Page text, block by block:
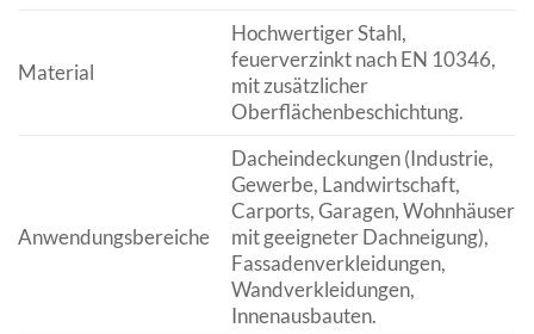
Material
Hochwertiger Stahl,
feuerverzinkt nach EN 10346,
mit zusätzlicher
Oberflächenbeschichtung.
Anwendungsbereiche
Dacheindeckungen (Industrie,
Gewerbe, Landwirtschaft,
Carports, Garagen, Wohnhäuser
mit geeigneter Dachneigung),
Fassadenverkleidungen,
Wandverkleidungen,
Innenausbauten.